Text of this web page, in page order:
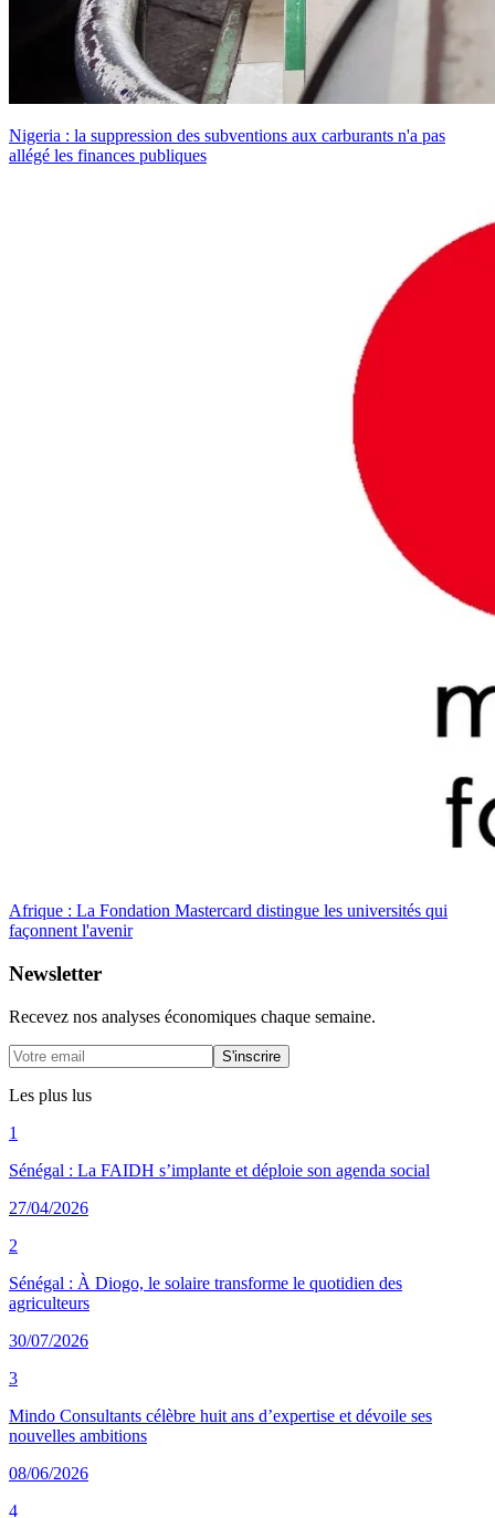
Nigeria : la suppression des subventions aux carburants n'a pas
allégé les finances publiques
Afrique : La Fondation Mastercard distingue les universités qui
façonnent l'avenir
Newsletter
Recevez nos analyses économiques chaque semaine.
S'inscrire
Les plus lus
1
Sénégal : La FAIDH s’implante et déploie son agenda social
27/04/2026
2
Sénégal : À Diogo, le solaire transforme le quotidien des
agriculteurs
30/07/2026
3
Mindo Consultants célèbre huit ans d’expertise et dévoile ses
nouvelles ambitions
08/06/2026
4